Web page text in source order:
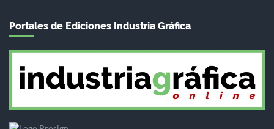
Portales de Ediciones Industria Gráfica